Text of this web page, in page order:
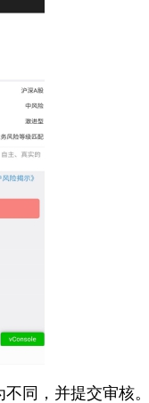
不同，并提交审核